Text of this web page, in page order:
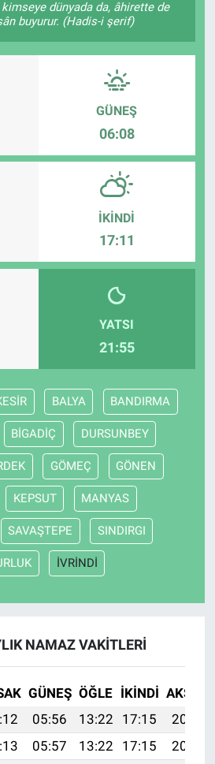
dünyada da, âhirette de
buyurur. (Hadis-i şerif)
GÜNEŞ
06:08
İKINDI
17:11
YATSI
21:55
BALYA BANDIRMA
BİGADİÇ DURSUNBEY
GÖMEÇ GÖNEN
KEPSUT MANYAS
SAVAŞTEPE SINDIRGI
İVRİNDİ
NAMAZ VAKITLERI
GÜNEŞ ÖĞLE İKINDI AKŞAM
05:56 13:22 17:15
20:37
05:57 13:22 17:15
20:36